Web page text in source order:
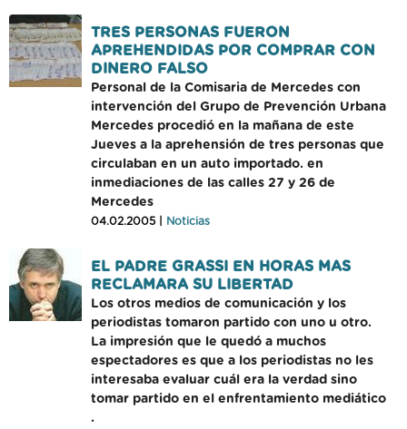
TRES PERSONAS FUERON
APREHENDIDAS POR COMPRAR CON
DINERO FALSO
Personal de la Comisaria de Mercedes con
intervención del Grupo de Prevención Urbana
Mercedes procedió en la mañana de este
Jueves a la aprehensión de tres personas que
circulaban en un auto importado. en
inmediaciones de las calles 27 y 26 de
Mercedes
04.02.2005 | Noticias
EL PADRE GRASSI EN HORAS MAS
RECLAMARA SU LIBERTAD
Los otros medios de comunicación y los
periodistas tomaron partido con uno u otro.
La impresión que le quedó a muchos
espectadores es que a los periodistas no les
interesaba evaluar cuál era la verdad sino
tomar partido en el enfrentamiento mediático
.